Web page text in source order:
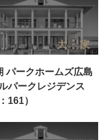
パークホームズ広島
パークレジデンス
161）